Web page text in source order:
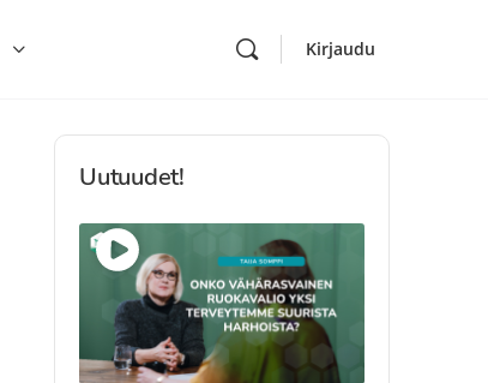
Kirjaudu
Uutuudet!